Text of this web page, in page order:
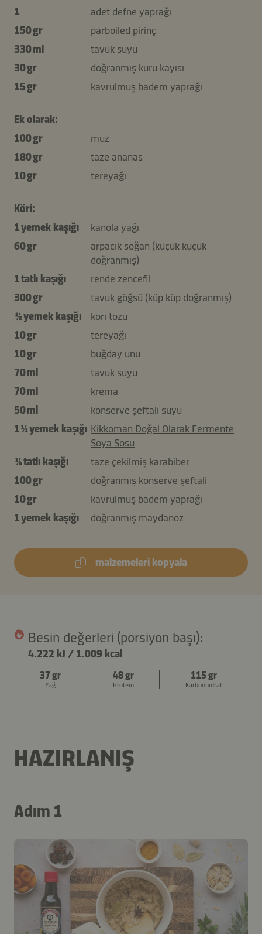
1
adet defne yaprağı
150 gr
parboiled pirinç
330 ml
tavuk suyu
30 gr
doğranmış kuru kayısı
15 gr
kavrulmuş badem yaprağı
Ek olarak:
100 gr
muz
180 gr
taze ananas
10 gr
tereyağı
Köri:
1 yemek kaşığı
kanola yağı
60 gr
arpacık soğan (küçük küçük
doğranmış)
1 tatlı kaşığı
rende zencefil
300 gr
tavuk göğsü (küp küp doğranmış)
½ yemek kaşığı
köri tozu
10 gr
tereyağı
10 gr
buğday unu
70 ml
tavuk suyu
70 ml
krema
50 ml
konserve şeftali suyu
1 ½ yemek kaşığı Kikkoman Doğal Olarak Fermente
Soya Sosu
¼ tatlı kaşığı
taze çekilmiş karabiber
100 gr
doğranmış konserve şeftali
10 gr
kavrulmuş badem yaprağı
1 yemek kaşığı
doğranmış maydanoz
malzemeleri kopyala
Besin değerleri (porsiyon başı):
4.222 kJ / 1.009 kcal
37 gr
Yağ
48 gr
Protein
115 gr
Karbonhidrat
HAZIRLANIŞ
Adım 1